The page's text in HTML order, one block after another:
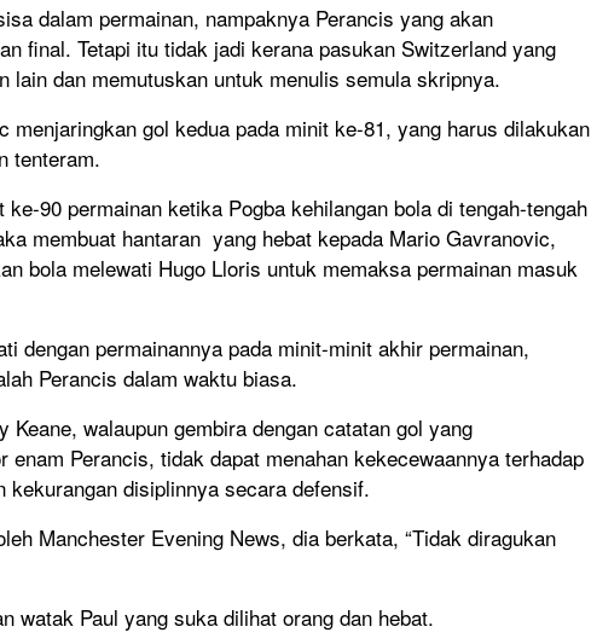
dalam permainan, nampaknya Perancis yang akan
final. Tetapi itu tidak jadi kerana pasukan Switzerland yang
lain dan memutuskan untuk menulis semula skripnya.
menjaringkan gol kedua pada minit ke-81, yang harus dilakukan
tenteram.
90 permainan ketika Pogba kehilangan bola di tengah-tengah
membuat hantaran yang hebat kepada Mario Gavranovic,
bola melewati Hugo Lloris untuk memaksa permainan masuk
dengan permainannya pada minit-minit akhir permainan,
Perancis dalam waktu biasa.
Keane, walaupun gembira dengan catatan gol yang
enam Perancis, tidak dapat menahan kekecewaannya terhadap
kekurangan disiplinnya secara defensif.
Manchester Evening News, dia berkata, “Tidak diragukan
watak Paul yang suka dilihat orang dan hebat.